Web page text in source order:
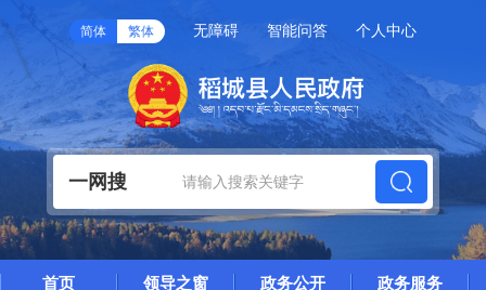
简体 繁体 无障碍 智能问答 个人中心
一网搜
首页 领导之窗 政务公开 政务服务